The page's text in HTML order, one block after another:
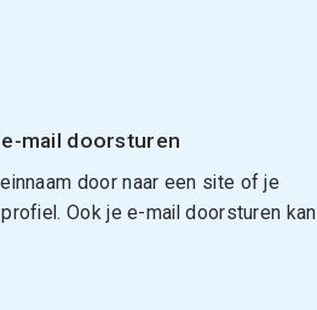
mail doorsturen
door naar een site of je
Ook je e-mail doorsturen kan